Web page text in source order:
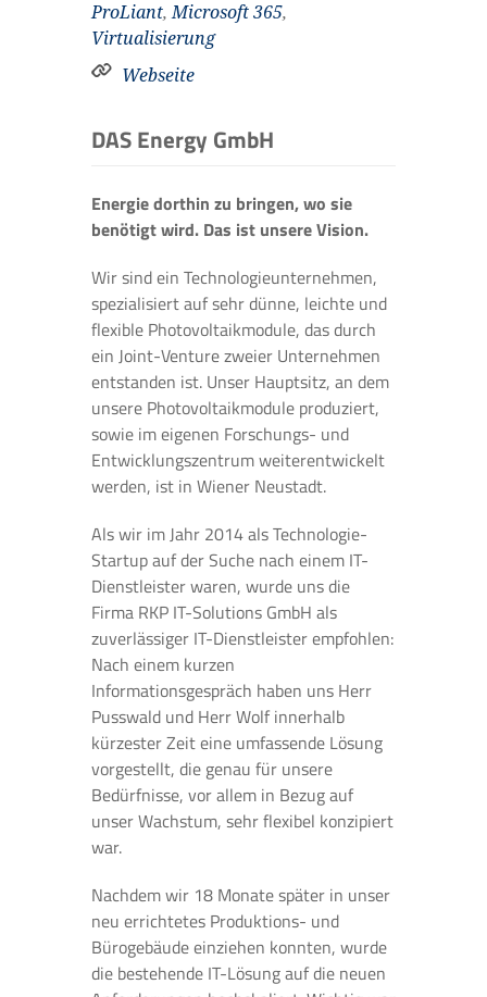
ProLiant, Microsoft 365,
Virtualisierung
Webseite
DAS Energy GmbH
Energie dorthin zu bringen, wo sie
benötigt wird. Das ist unsere Vision.
Wir sind ein Technologieunternehmen,
spezialisiert auf sehr dünne, leichte und
flexible Photovoltaikmodule, das durch
ein Joint-Venture zweier Unternehmen
entstanden ist. Unser Hauptsitz, an dem
unsere Photovoltaikmodule produziert,
sowie im eigenen Forschungs- und
Entwicklungszentrum weiterentwickelt
werden, ist in Wiener Neustadt.
Als wir im Jahr 2014 als Technologie-
Startup auf der Suche nach einem IT-
Dienstleister waren, wurde uns die
Firma RKP IT-Solutions GmbH als
zuverlässiger IT-Dienstleister empfohlen:
Nach einem kurzen
Informationsgespräch haben uns Herr
Pusswald und Herr Wolf innerhalb
kürzester Zeit eine umfassende Lösung
vorgestellt, die genau für unsere
Bedürfnisse, vor allem in Bezug auf
unser Wachstum, sehr flexibel konzipiert
war.
Nachdem wir 18 Monate später in unser
neu errichtetes Produktions- und
Bürogebäude einziehen konnten, wurde
die bestehende IT-Lösung auf die neuen